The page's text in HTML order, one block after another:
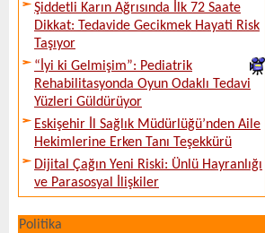
Şiddetli Karın Ağrısında İlk 72 Saate
Dikkat: Tedavide Gecikmek Hayati Risk
Taşıyor
“İyi ki Gelmişim”: Pediatrik
Rehabilitasyonda Oyun Odaklı Tedavi
Yüzleri Güldürüyor
Eskişehir İl Sağlık Müdürlüğü’nden Aile
Hekimlerine Erken Tanı Teşekkürü
Dijital Çağın Yeni Riski: Ünlü Hayranlığı
ve Parasosyal İlişkiler
Politika